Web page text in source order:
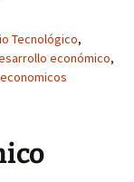
Tecnológico,
económico,